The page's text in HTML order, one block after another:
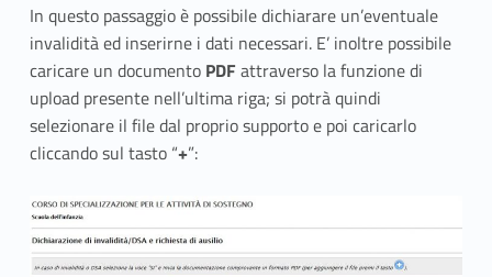
In questo passaggio è possibile dichiarare un’eventuale
invalidità ed inserirne i dati necessari. E’ inoltre possibile
caricare un documento PDF attraverso la funzione di
upload presente nell’ultima riga; si potrà quindi
selezionare il file dal proprio supporto e poi caricarlo
cliccando sul tasto “+”: